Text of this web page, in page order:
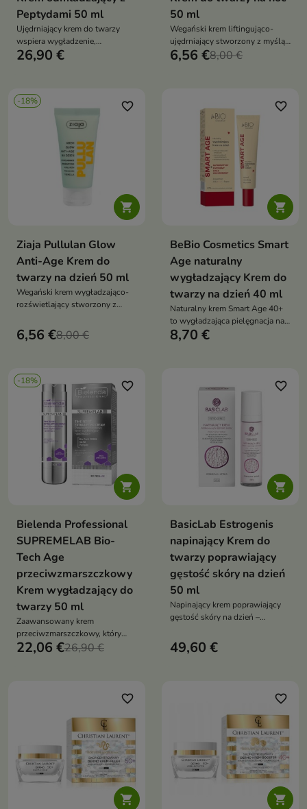
Peptydami 50 ml
Ujędrniający krem do twarzy
wspiera wygładzenie,
nawilżenie i poprawę napięcia
hialuronianem sodu, trehalozą,
sojowym pomaga zmniejszyć
widoczność drobnych linii
26,90 €
50 ml
Wegański krem liftingująco-
ujędrniający stworzony z myślą
o skórze dorosłej, wiotkiej, o
6,56 €8,00 €
-18%

favorite_border
Ziaja Pullulan Glow
Anti-Age Krem do
twarzy na dzień 50 ml
Wegański krem wygładzająco-
rozświetlający stworzony z
wymagającej poprawy jędrności,
elastyczności i blasku
6,56 €8,00 €

favorite_border
BeBio Cosmetics Smart
Age naturalny
wygładzający Krem do
twarzy na dzień 40 ml
Naturalny krem Smart Age 40+
to wygładzająca pielęgnacja na
dzień, która redukuje zmarszczki,
8,70 €
-18%

favorite_border
Bielenda Professional
SUPREMELAB Bio-
Tech Age
przeciwzmarszczkowy
Krem wygładzający do
twarzy 50 ml
Zaawansowany krem
przeciwzmarszczkowy, który
wygładza, ujędrnia i intensywnie
22,06 €26,90 €

favorite_border
BasicLab Estrogenis
napinający Krem do
twarzy poprawiający
gęstość skóry na dzień
50 ml
Napinający krem poprawiający
gęstość skóry na dzień –
dermokosmetyk przeznaczony
do pielęgnacji skóry dojrzałej,
49,60 €

favorite_border

favorite_border